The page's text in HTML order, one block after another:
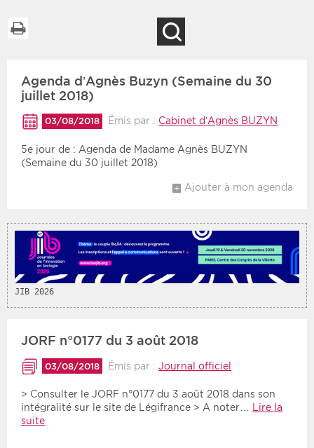
Rendez-vous des 7
prochains jours
Communiqués des 10
derniers jours
Recherche par mots clés
Type d'information
Rendez-vous
Les deux
Protection sociale
Sanitaire
Médico-social
Choisir une zone
Choisir une date de débutChoisir une date de finChronologique
Agenda d’Agnès Buzyn (Semaine du 30
juillet 2018)
03/08/2018 Émis par : Cabinet d’Agnès BUZYN
5e jour de : Agenda de Madame Agnès BUZYN
(Semaine du 30 juillet 2018)
Ajouter à mon agenda
JIB 2026
JORF n°0177 du 3 août 2018
03/08/2018 Émis par :Journal officiel
> Consulter le JORF n°0177 du 3 août 2018 dans son
intégralité sur le site de Légifrance > A noter… Lire la
suite